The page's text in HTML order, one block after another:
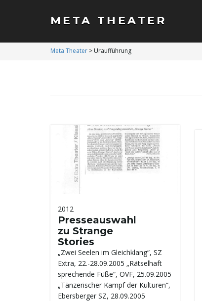
META THEATER
Meta Theater > Uraufführung
2012
Presseauswahl
zu Strange
Stories
„Zwei Seelen im Gleichklang“, SZ
Extra, 22.-28.09.2005 „Rätselhaft
sprechende Füße“, OVF, 25.09.2005
„Tänzerischer Kampf der Kulturen“,
Ebersberger SZ, 28.09.2005